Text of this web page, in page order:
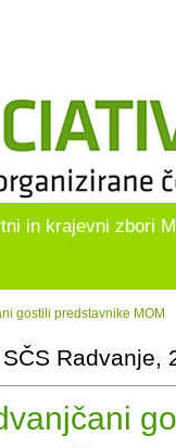
in krajevni zbori
gostili predstavnike MOM
Radvanje,